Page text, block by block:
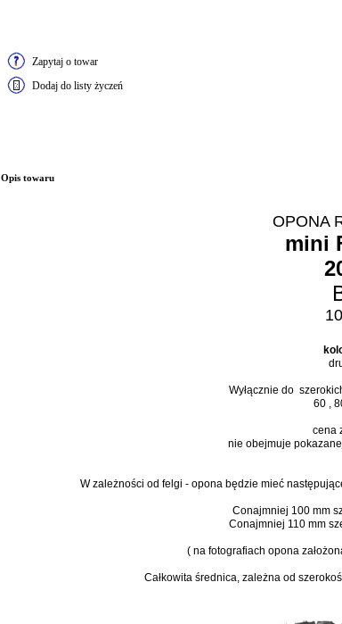
Zapytaj o towar
Dodaj do listy życzeń
Opis towaru
OPONA
mini
Wyłącznie do
60 ,
cena
nie obejmuje
W zależności od felgi - opona będzie mieć
Conajmniej 100 mm
Conajmniej 110 mm
( na fotografiach opona
Całkowita średnica, zależna od